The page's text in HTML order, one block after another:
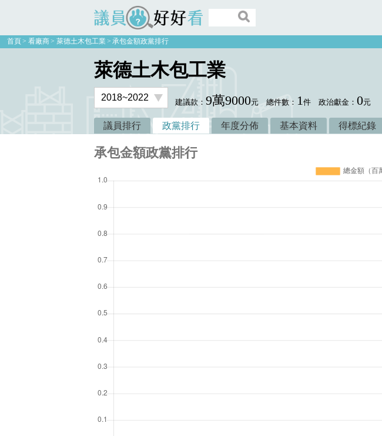
議員好好看
首頁 看廠商 萊德土木包工業 承包金額政黨排行
萊德土木包工業
建議款：9萬9000元 總件數： 1件 政治獻金：0元
議員排行 政黨排行 年度分佈 基本資料 得標紀錄
承包金額政黨排行